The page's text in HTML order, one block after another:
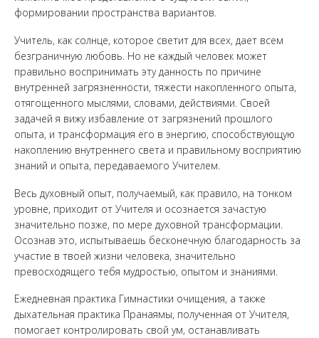
формировании пространства вариантов.
Учитель, как солнце, которое светит для всех, дает всем
безграничную любовь. Но не каждый человек может
правильно воспринимать эту данность по причине
внутренней загрязненности, тяжести накопленного опыта,
отягощенного мыслями, словами, действиями. Своей
задачей я вижу избавление от загрязнений прошлого
опыта, и трансформация его в энергию, способствующую
накоплению внутреннего света и правильному восприятию
знаний и опыта, передаваемого Учителем.
Весь духовный опыт, получаемый, как правило, на тонком
уровне, приходит от Учителя и осознается зачастую
значительно позже, по мере духовной трансформации.
Осознав это, испытываешь бесконечную благодарность за
участие в твоей жизни человека, значительно
превосходящего тебя мудростью, опытом и знаниями.
Ежедневная практика Гимнастики очищения, а также
дыхательная практика Пранаямы, полученная от Учителя,
помогает контролировать свой ум, останавливать